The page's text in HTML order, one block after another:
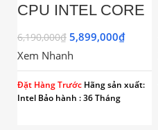
CPU INTEL CORE
CORES 16
THREADS 20MB
UP TO 4.6GHZ)
6,190,000₫ 5,899,000₫
Xem Nhanh
Đặt Hàng Trước Hãng sản xuất:
Intel Bảo hành : 36 Tháng